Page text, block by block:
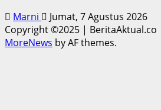
Marni
Jumat, 7 Agustus 2026
Copyright ©2025 |
MoreNews by AF themes.